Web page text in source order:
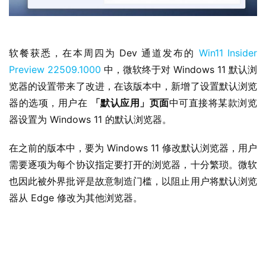
软餐获悉，在本周四为 Dev 通道发布的 Win11 Insider
Preview 22509.1000 中，微软终于对 Windows 11 默认浏
览器的设置带来了改进，在该版本中，新增了设置默认浏览
器的选项，用户在
「默认应用」页面中可直接将某款浏览
器设置为 Windows 11 的默认浏览器。
在之前的版本中，要为 Windows 11 修改默认浏览器，用户
需要逐项为每个协议指定要打开的浏览器，十分繁琐。微软
也因此被外界批评是故意制造门槛，以阻止用户将默认浏览
器从 Edge 修改为其他浏览器。